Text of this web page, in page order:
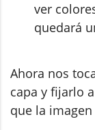
ver
quedará
Ahora nos
capa y fijarlo a
que la